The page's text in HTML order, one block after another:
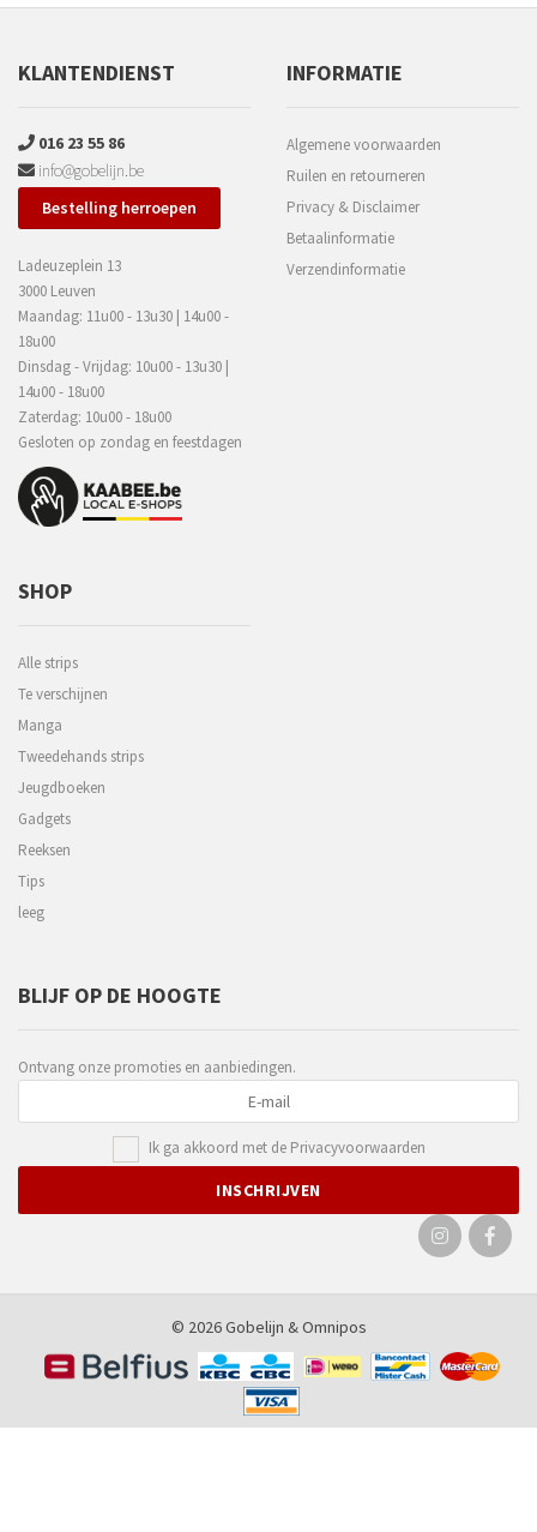
KLANTENDIENST
016 23 55 86
info@gobelijn.be
Bestelling herroepen
Ladeuzeplein 13
3000 Leuven
Maandag: 11u00 - 13u30 | 14u00 -
18u00
Dinsdag - Vrijdag: 10u00 - 13u30 |
14u00 - 18u00
Zaterdag: 10u00 - 18u00
Gesloten op zondag en feestdagen
INFORMATIE
Algemene voorwaarden
Ruilen en retourneren
Privacy & Disclaimer
Betaalinformatie
Verzendinformatie
SHOP
Alle strips
Te verschijnen
Manga
Tweedehands strips
Jeugdboeken
Gadgets
Reeksen
Tips
leeg
BLIJF OP DE HOOGTE
Ontvang onze promoties en aanbiedingen.
Ik ga akkoord met de Privacyvoorwaarden
© 2026 Gobelijn &Omnipos